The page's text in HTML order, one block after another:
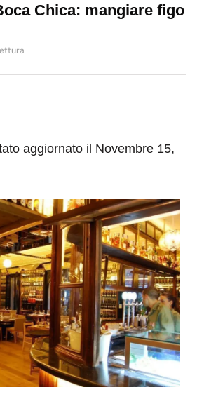
Chica: mangiare figo
aggiornato il Novembre 15,